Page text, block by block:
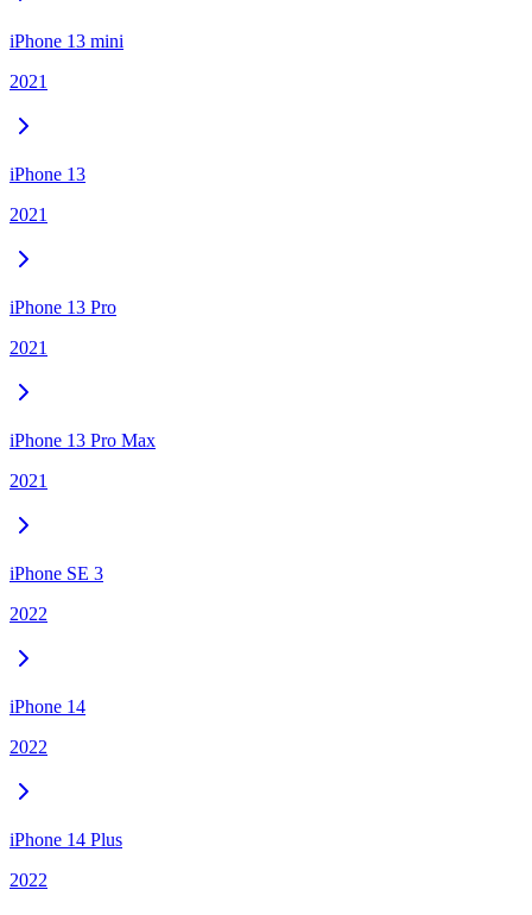
iPhone 13 mini
2021
iPhone 13
2021
iPhone 13 Pro
2021
iPhone 13 Pro Max
2021
iPhone SE 3
2022
iPhone 14
2022
iPhone 14 Plus
2022